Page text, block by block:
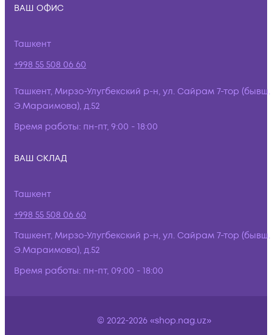
ВАШ ОФИС
Ташкент
+998 55 508 06 60
Ташкент, Мирзо-Улугбекский р-н, ул. Сайрам 7-тор (бывш.
Э.Мараимова), д.52
Время работы: пн-пт, 9:00 - 18:00
ВАШ СКЛАД
Ташкент
+998 55 508 06 60
Ташкент, Мирзо-Улугбекский р-н, ул. Сайрам 7-тор (бывш.
Э.Мараимова), д.52
Время работы: пн-пт, 09:00 - 18:00
© 2022-2026 «shop.nag.uz»